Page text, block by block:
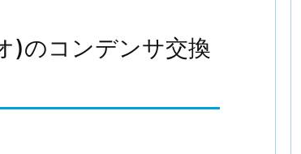
)のコンデンサ交換